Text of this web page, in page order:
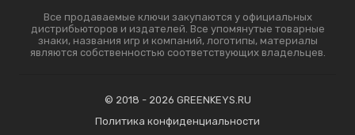
Все продаваемые ключи закупаются у официальных
дистрибьюторов и издателей. Все упомянутые товарные
знаки, названия игр и компаний, логотипы, материалы
являются собственностью соответствующих владельцев.
© 2018 - 2026 GREENKEYS.RU
Политика конфиденциальности